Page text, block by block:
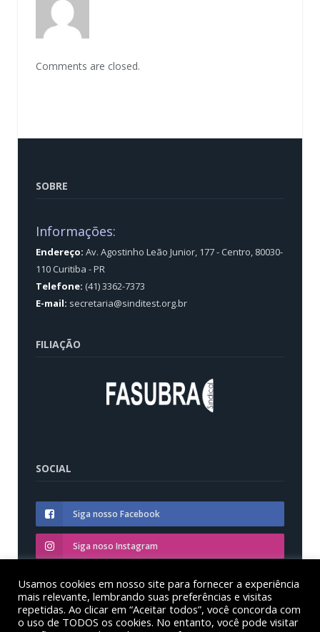
Comments are closed.
SOBRE
Informações:
Endereço: Av. Agostinho Leão Junior, 177 - Centro, 80030-
110 Curitiba - PR
Telefone: (41) 3362-7373
E-mail: secretaria@sinditest.org.br
FILIAÇÃO
SOCIAL
Siga nosso Facebook
Siga noso Instagram
Siga nosso YouTube
Usamos cookies em nosso site para fornecer a experiência
mais relevante, lembrando suas preferências e visitas
repetidas. Ao clicar em “Aceitar todos”, você concorda com
o uso de TODOS os cookies. No entanto, você pode visitar